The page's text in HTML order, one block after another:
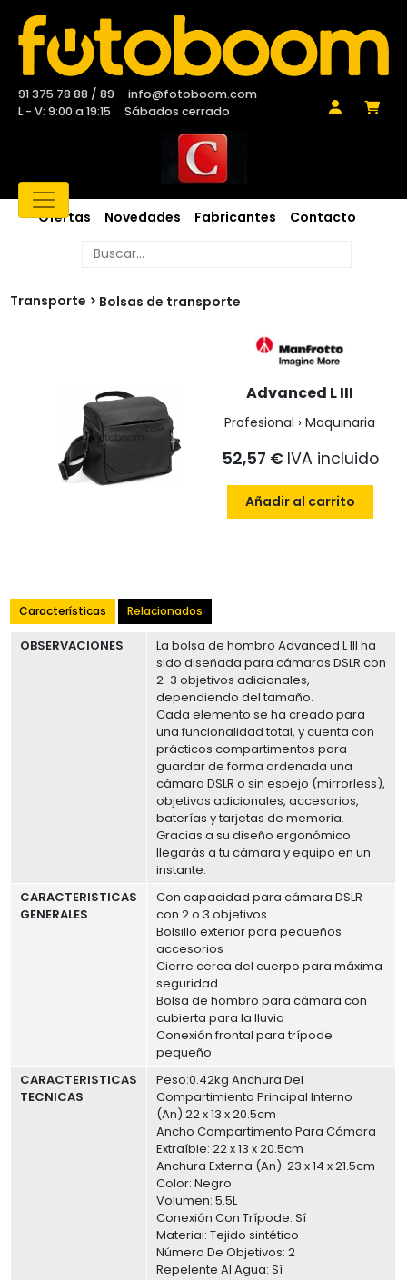
91 375 78 88 / 89
info@fotoboom.com
L - V: 9:00 a 19:15
Sábados cerrado
Ofertas Novedades Fabricantes Contacto
Transporte Bolsas de transporte
Advanced L III
Profesional › Maquinaria
52,57 € IVA incluido
Añadir al carrito
Características Relacionados
OBSERVACIONES
La bolsa de hombro Advanced L III ha
sido diseñada para cámaras DSLR con
2-3 objetivos adicionales,
dependiendo del tamaño.
Cada elemento se ha creado para
una funcionalidad total, y cuenta con
prácticos compartimentos para
guardar de forma ordenada una
cámara DSLR o sin espejo (mirrorless),
objetivos adicionales, accesorios,
baterías y tarjetas de memoria.
Gracias a su diseño ergonómico
llegarás a tu cámara y equipo en un
instante.
CARACTERISTICAS
GENERALES
Con capacidad para cámara DSLR
con 2 o 3 objetivos
Bolsillo exterior para pequeños
accesorios
Cierre cerca del cuerpo para máxima
seguridad
Bolsa de hombro para cámara con
cubierta para la lluvia
Conexión frontal para trípode
pequeño
CARACTERISTICAS
TECNICAS
Peso:0.42kg Anchura Del
Compartimiento Principal Interno
(An):22 x 13 x 20.5cm
Ancho Compartimento Para Cámara
Extraíble: 22 x 13 x 20.5cm
Anchura Externa (An): 23 x 14 x 21.5cm
Color: Negro
Volumen: 5.5L
Conexión Con Trípode: Sí
Material: Tejido sintético
Número De Objetivos: 2
Repelente Al Agua: Sí